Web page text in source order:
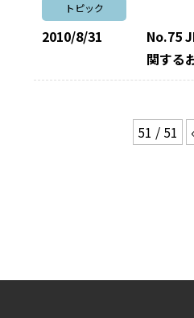
トピック
2010/8/31
No.75
関する
51 / 51